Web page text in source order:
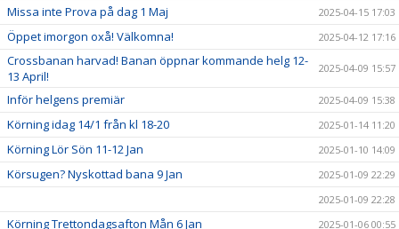
Missa inte Prova på dag 1 Maj 2025-04-15 17:03
Öppet imorgon oxå! Välkomna! 2025-04-12 17:16
Crossbanan harvad! Banan öppnar kommande helg 12-
13 April!
2025-04-09 15:57
Inför helgens premiär 2025-04-09 15:38
Körning idag 14/1 från kl 18-20 2025-01-14 11:20
Körning Lör Sön 11-12 Jan 2025-01-10 14:09
Körsugen? Nyskottad bana 9 Jan
2025-01-09 22:29
2025-01-09 22:28
Körning Trettondagsafton Mån 6 Jan 2025-01-06 00:55